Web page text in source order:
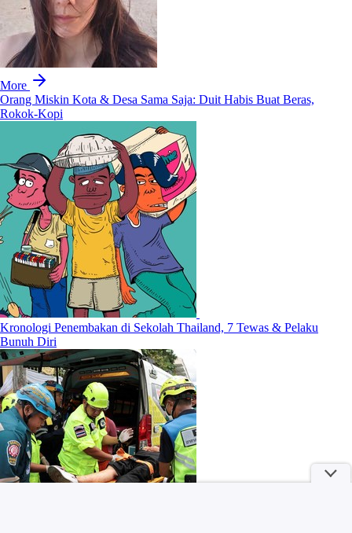
More
Orang Miskin Kota & Desa Sama Saja: Duit Habis Buat Beras,
Rokok-Kopi
Kronologi Penembakan di Sekolah Thailand, 7 Tewas & Pelaku
Bunuh Diri